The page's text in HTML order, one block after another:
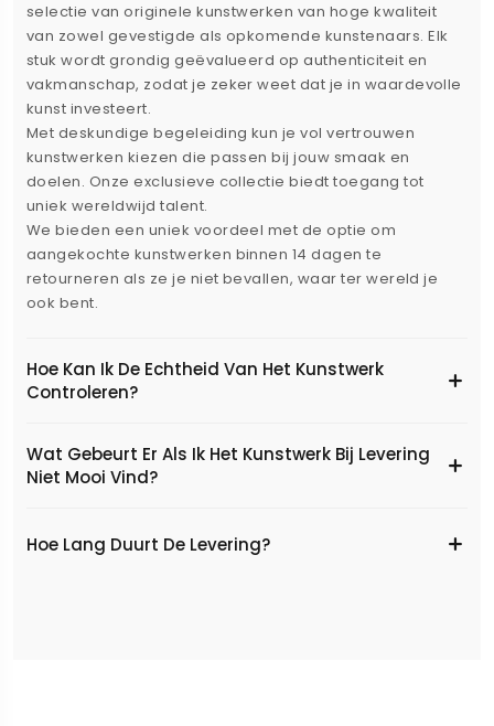
selectie van originele kunstwerken van hoge kwaliteit
van zowel gevestigde als opkomende kunstenaars. Elk
stuk wordt grondig geëvalueerd op authenticiteit en
vakmanschap, zodat je zeker weet dat je in waardevolle
kunst investeert.
Met deskundige begeleiding kun je vol vertrouwen
kunstwerken kiezen die passen bij jouw smaak en
doelen. Onze exclusieve collectie biedt toegang tot
uniek wereldwijd talent.
We bieden een uniek voordeel met de optie om
aangekochte kunstwerken binnen 14 dagen te
retourneren als ze je niet bevallen, waar ter wereld je
ook bent.
Hoe Kan Ik De Echtheid Van Het Kunstwerk
Controleren?
Wat Gebeurt Er Als Ik Het Kunstwerk Bij Levering
Niet Mooi Vind?
Hoe Lang Duurt De Levering?